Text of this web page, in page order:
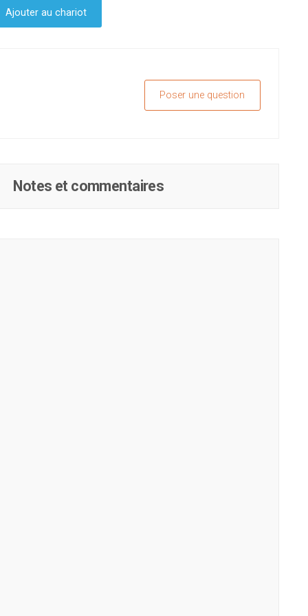
Ajouter au chariot
Poser une question
Notes et commentaires